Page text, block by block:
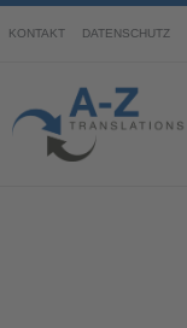
KONTAKT DATENSCHUTZ